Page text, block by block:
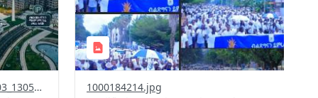
685830414_1440338068137803_1305989203464662790_n.jpg
1000184214.jpg